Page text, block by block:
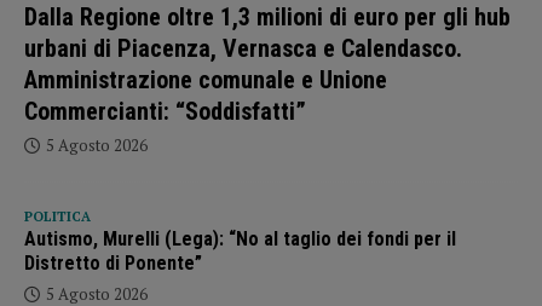
Dalla Regione oltre 1,3 milioni di euro per gli hub
urbani di Piacenza, Vernasca e Calendasco.
Amministrazione comunale e Unione
Commercianti: “Soddisfatti”
5 Agosto 2026
POLITICA
Autismo, Murelli (Lega): “No al taglio dei fondi per il
Distretto di Ponente”
5 Agosto 2026